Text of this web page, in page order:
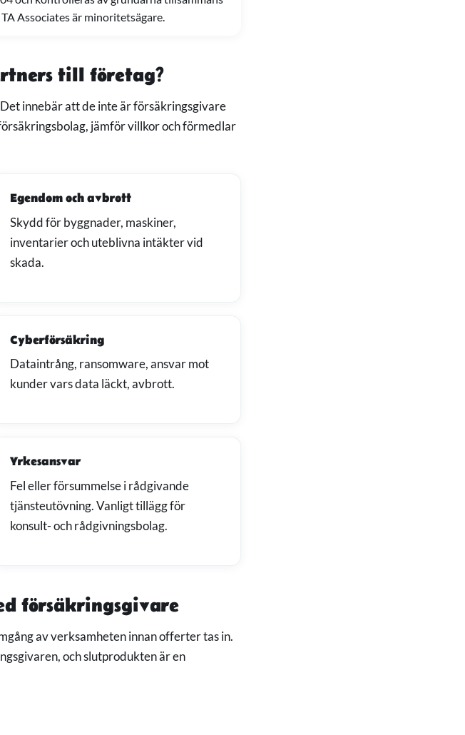
Associates är minoritetsägare.
till företag?
innebär att de inte är försäkringsgivare
jämför villkor och förmedlar
Egendom och avbrott
Skydd för byggnader, maskiner,
inventarier och uteblivna intäkter vid
skada.
Cyberförsäkring
Dataintrång, ransomware, ansvar mot
kunder vars data läckt, avbrott.
Yrkesansvar
Fel eller försummelse i rådgivande
tjänsteutövning. Vanligt tillägg för
konsult- och rådgivningsbolag.
försäkringsgivare
av verksamheten innan offerter tas in.
och slutprodukten är en